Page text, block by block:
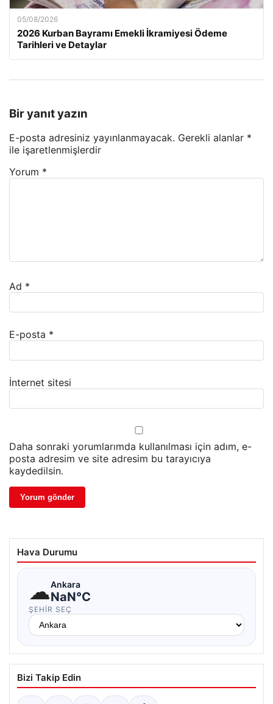
05/08/2026
2026 Kurban Bayramı Emekli İkramiyesi Ödeme
Tarihleri ve Detaylar
Bir yanıt yazın
E-posta adresiniz yayınlanmayacak. Gerekli alanlar *
ile işaretlenmişlerdir
Yorum *
Ad *
E-posta *
İnternet sitesi
Daha sonraki yorumlarımda kullanılması için adım, e-
posta adresim ve site adresim bu tarayıcıya
kaydedilsin.
Hava Durumu
☁Ankara
NaN°C
ŞEHIR SEÇ
Bizi Takip Edin